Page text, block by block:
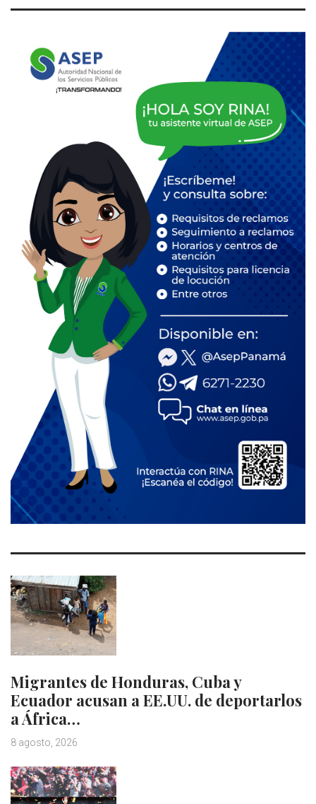
Migrantes de Honduras, Cuba y
Ecuador acusan a EE.UU. de deportarlos
a África…
8 agosto, 2026